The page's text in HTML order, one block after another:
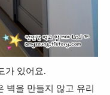
가 있어요.
벽을 만들지 않고 유리